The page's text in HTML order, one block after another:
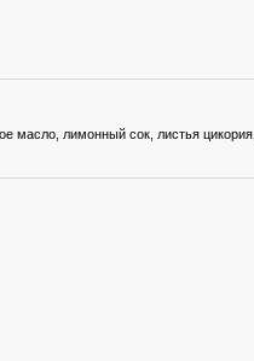
масло, лимонный сок, листья цикория,